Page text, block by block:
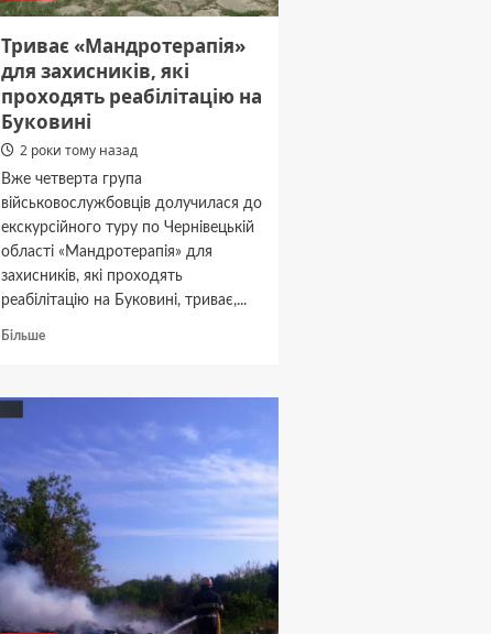
Триває «Мандротерапія»
для захисників, які
проходять реабілітацію на
Буковині
2 роки тому назад
Вже четверта група
військовослужбовців долучилася до
екскурсійного туру по Чернівецькій
області «Мандротерапія» для
захисників, які проходять
реабілітацію на Буковині, триває,...
БільшеДокладніше
«Мандротерапія»
проходять
реабілітацію
на
Буковині